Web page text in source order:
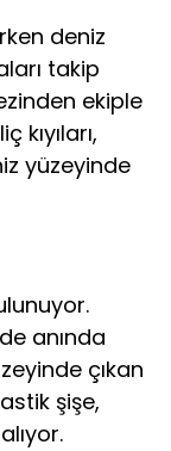
deniz
takip
ekiple
yüzeyinde
anında
çıkan
şişe,